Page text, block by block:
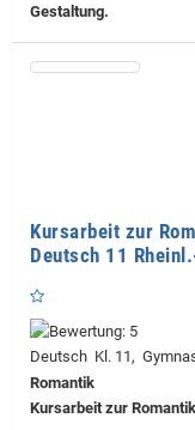
Gestaltung.
Kursarbeit zur
Deutsch 11
Deutsch Kl. 11,
Romantik
Kursarbeit zur Romantik